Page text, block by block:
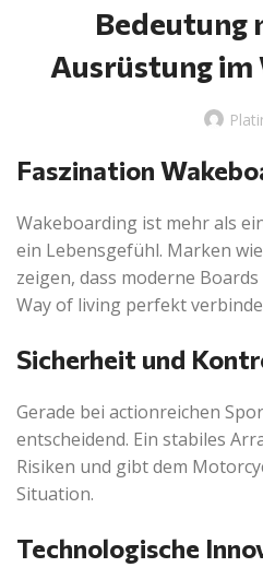
Bedeutung
Ausrüstung
Faszination
Wakeboarding ist mehr als
ein Lebensgefühl. Marken wie
zeigen, dass moderne
Way of living perfekt
Sicherheit und
Gerade bei actionreichen
entscheidend. Ein stabiles
Risiken und gibt dem
Situation.
Technologische